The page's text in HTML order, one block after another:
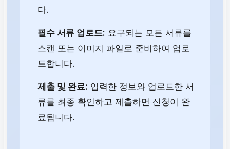
다.
필수 서류 업로드: 요구되는 모든 서류를
스캔 또는 이미지 파일로 준비하여 업로
드합니다.
제출 및 완료: 입력한 정보와 업로드한 서
류를 최종 확인하고 제출하면 신청이 완
료됩니다.